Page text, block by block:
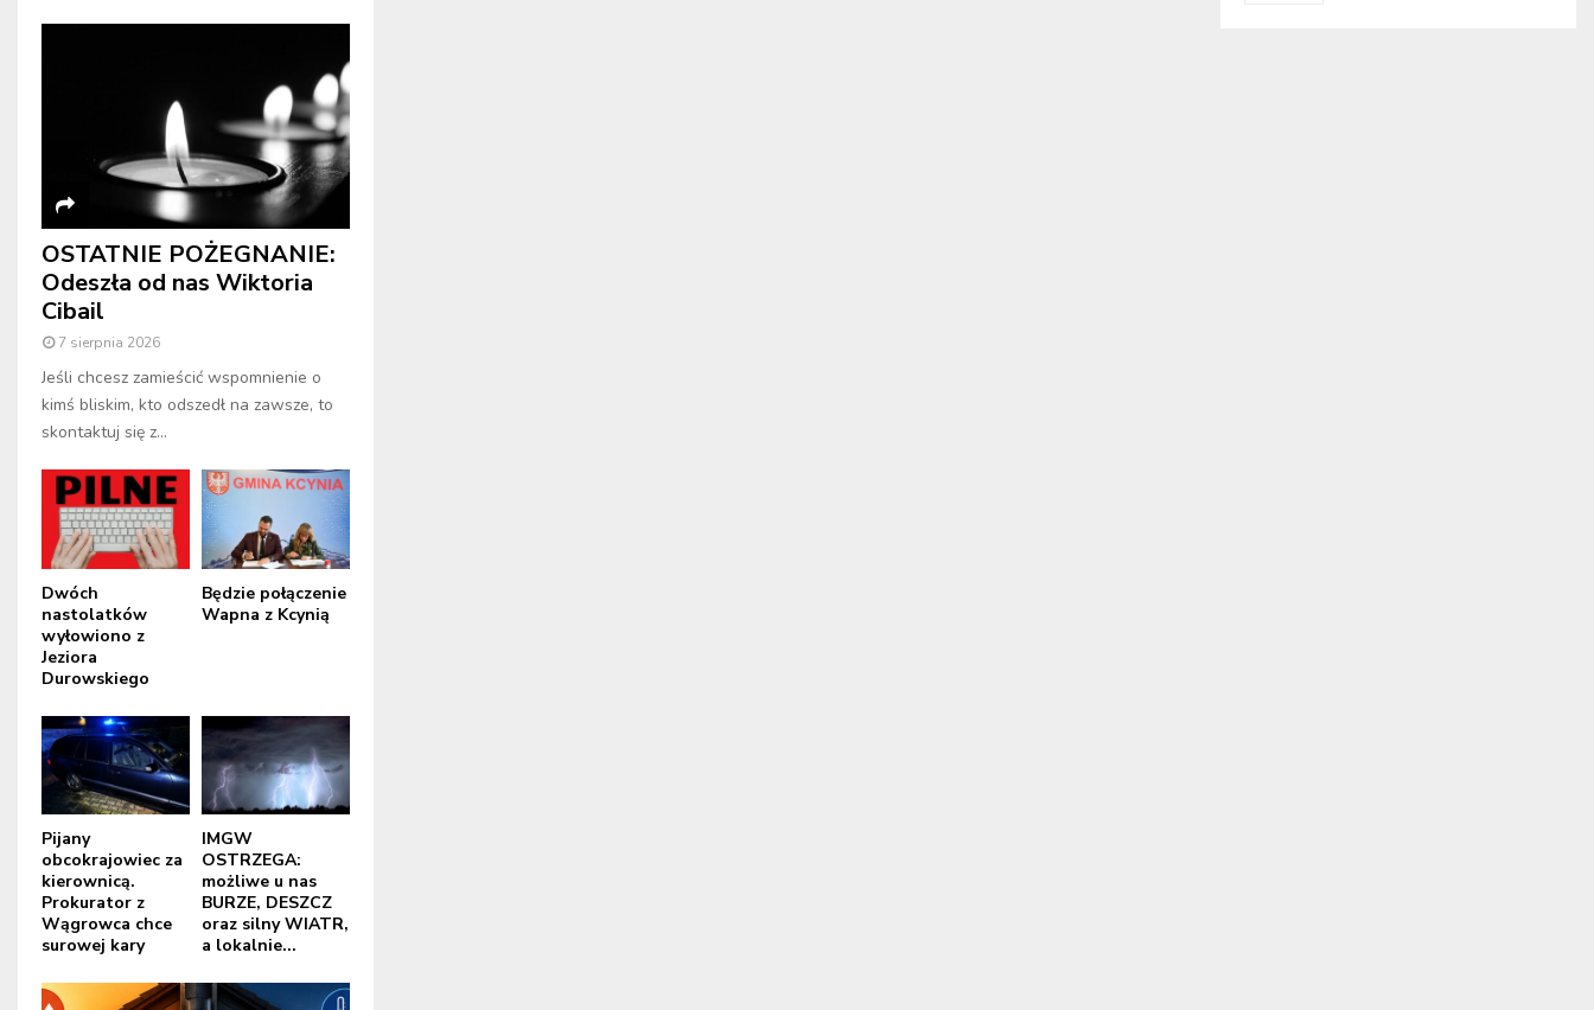
OSTATNIE POŻEGNANIE:
Odeszła od nas Wiktoria
Cibail
7 sierpnia 2026
Jeśli chcesz zamieścić wspomnienie o
kimś bliskim, kto odszedł na zawsze, to
skontaktuj się z...
Dwóch
nastolatków
wyłowiono z
Jeziora
Durowskiego
Będzie połączenie
Wapna z Kcynią
Pijany
obcokrajowiec za
kierownicą.
Prokurator z
Wągrowca chce
surowej kary
IMGW
OSTRZEGA:
możliwe u nas
BURZE, DESZCZ
oraz silny WIATR,
a lokalnie...